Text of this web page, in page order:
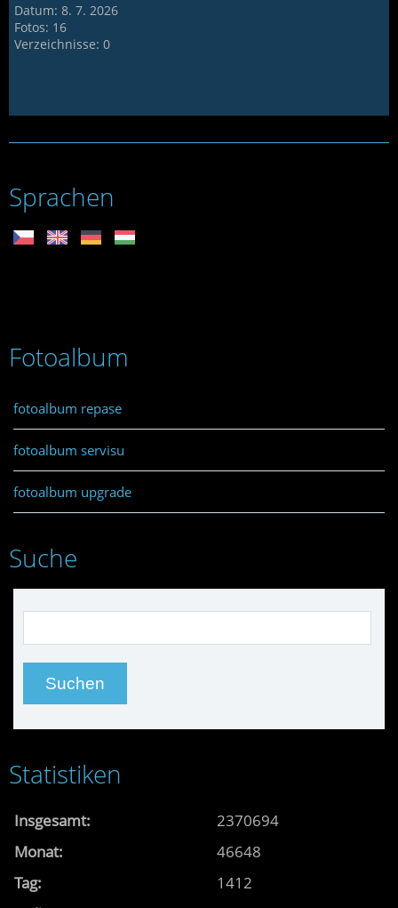
Datum:8. 7. 2026
Fotos: 16
Verzeichnisse:0
Sprachen
Fotoalbum
fotoalbum repase
fotoalbum servisu
fotoalbum upgrade
Suche
Statistiken
Insgesamt:
2370694
Monat:
46648
Tag:
1412